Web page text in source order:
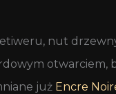
nut
już Encre